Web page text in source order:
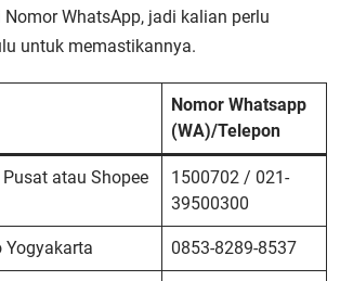
WhatsApp, jadi kalian perlu
untuk memastikannya.
Nomor Whatsapp
(WA)/Telepon
atau Shopee
1500702 / 021-
39500300
Yogyakarta 0853-8289-8537